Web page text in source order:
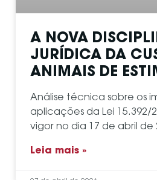
A NOVA
JURÍDICA DA
ANIMAIS DE
Análise técnica sobre os
aplicações da Lei 15.392/
vigor no dia 17 de abril de
Leia mais »